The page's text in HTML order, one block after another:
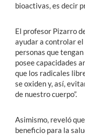
bioactivas, es decir
El profesor Pizarro
ayudar a controlar
personas que
posee capacidades
que los radicales
se oxiden y, así,
de nuestro cuerpo”.
Asimismo, reveló
beneficio para la